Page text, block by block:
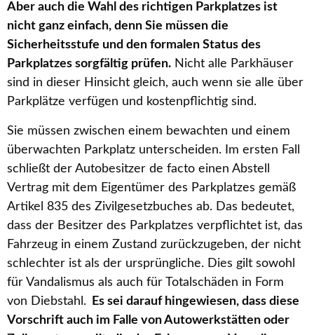
Aber auch die Wahl des richtigen Parkplatzes ist
nicht ganz einfach, denn Sie müssen die
Sicherheitsstufe und den formalen Status des
Parkplatzes sorgfältig prüfen. Nicht alle Parkhäuser
sind in dieser Hinsicht gleich, auch wenn sie alle über
Parkplätze verfügen und kostenpflichtig sind.
Sie müssen zwischen einem bewachten und einem
überwachten Parkplatz unterscheiden. Im ersten Fall
schließt der Autobesitzer de facto einen Abstell
Vertrag mit dem Eigentümer des Parkplatzes gemäß
Artikel 835 des Zivilgesetzbuches ab. Das bedeutet,
dass der Besitzer des Parkplatzes verpflichtet ist, das
Fahrzeug in einem Zustand zurückzugeben, der nicht
schlechter ist als der ursprüngliche. Dies gilt sowohl
für Vandalismus als auch für Totalschäden in Form
von Diebstahl. Es sei darauf hingewiesen, dass diese
Vorschrift auch im Falle von Autowerkstätten oder